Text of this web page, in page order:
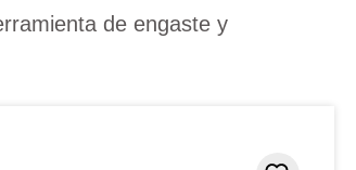
de engaste y